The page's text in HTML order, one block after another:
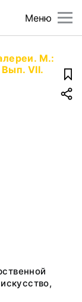
Меню
М.:
Вып. VII.